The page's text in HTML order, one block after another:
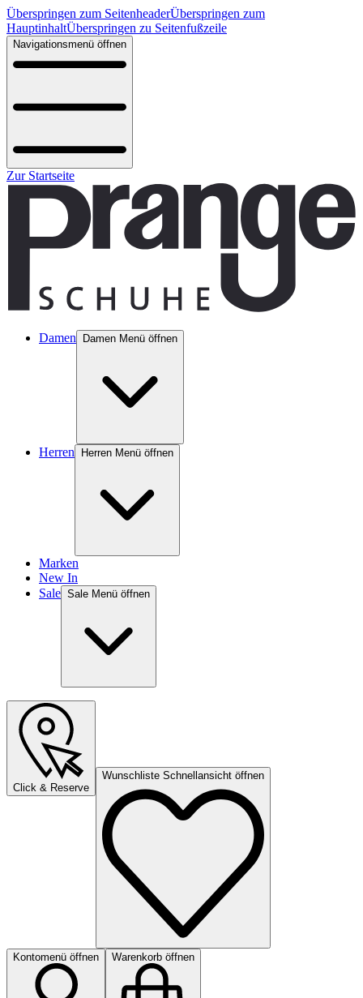
Überspringen zum SeitenheaderÜberspringen zum
HauptinhaltÜberspringen zu Seitenfußzeile
Navigationsmenü öffnen
Zur Startseite
Damen Damen Menü öffnen
Herren Herren Menü öffnen
Marken
New In
Sale Sale Menü öffnen
Click & Reserve
Wunschliste Schnellansicht öffnen
Kontomenü öffnen Warenkorb öffnen